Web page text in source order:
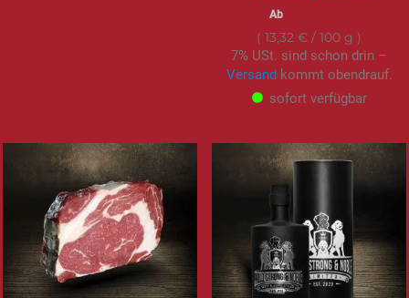
Ab
13,32 € / 100 g
7% USt. sind schon drin –
Versandkommt obendrauf.
sofort verfügbar